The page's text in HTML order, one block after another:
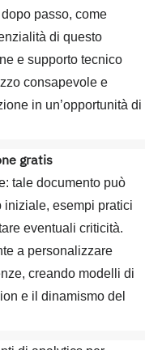
passo, come
di questo
e supporto tecnico
consapevole e
in un’opportunità di
gratis
tale documento può
esempi pratici
eventuali criticità.
a personalizzare
creando modelli di
e il dinamismo del